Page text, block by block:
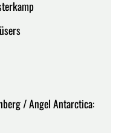
/ Angel Antarctica: